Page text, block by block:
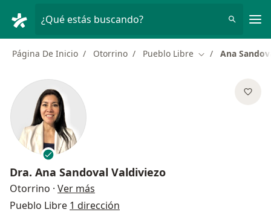
¿Qué estás buscando?
Página De Inicio Otorrino Pueblo Libre Cambiar de
Ana
Dra. Ana Sandoval Valdiviezo
Otorrino · Ver más
Pueblo Libre 1 dirección